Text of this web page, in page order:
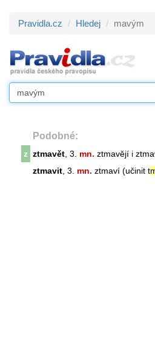
Pravidla.cz Hledej mavým
Podobné:
z ztmavět , 3. mn. ztmavějí i
ztmavit , 3. mn. ztmaví (učinit t